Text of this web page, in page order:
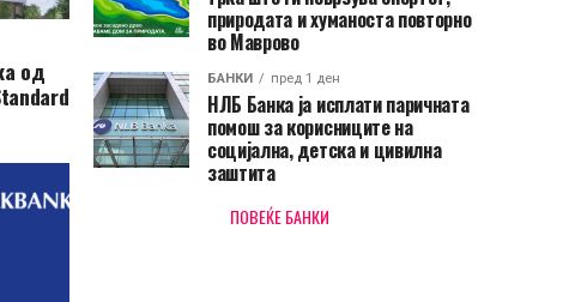
од
природата и хуманоста повторно
во Маврово
БАНКИ пред 1 ден
НЛБ Банка ја исплати паричната
помош за корисниците на
социјална, детска и цивилна
заштита
ПОВЕЌЕ БАНКИ